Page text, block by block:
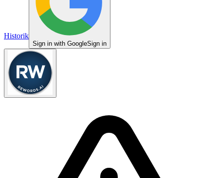
Historik
Sign in with GoogleSign in